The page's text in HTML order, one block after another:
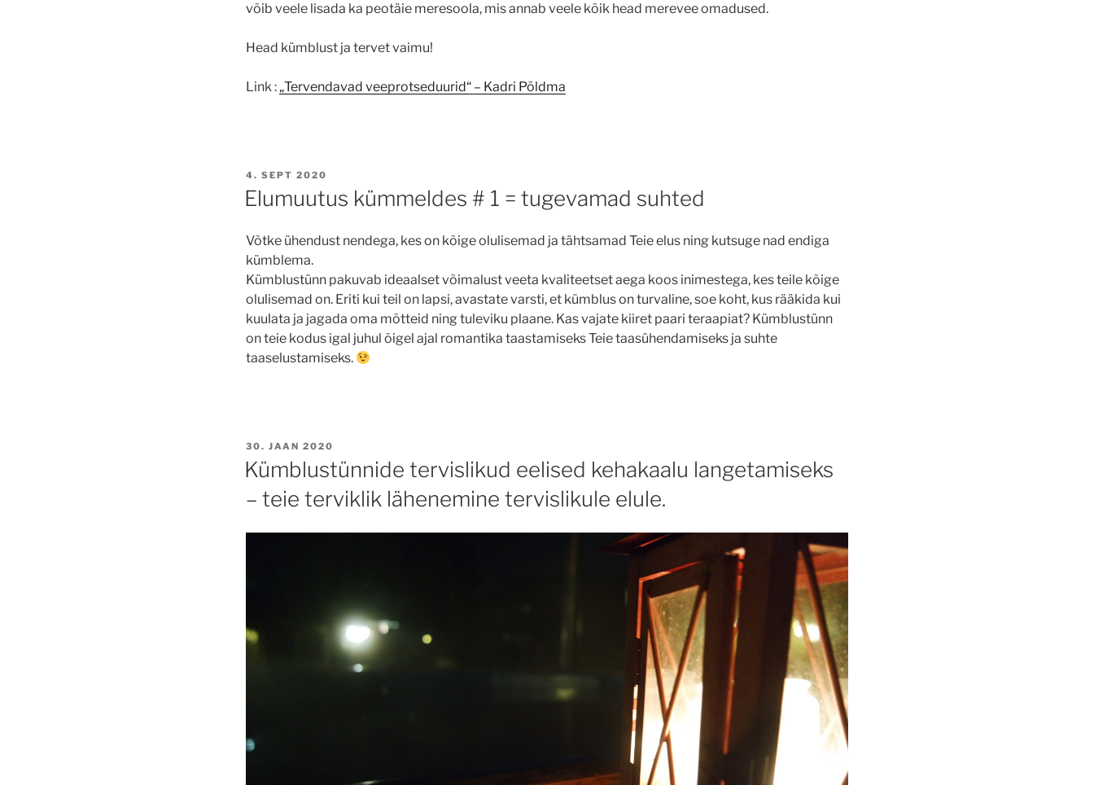
võib veele lisada ka peotäie meresoola, mis annab veele kõik head merevee omadused.
Head kümblust ja tervet vaimu!
Link : „Tervendavad veeprotseduurid“ – Kadri Põldma
POSTED
ON
4. SEPT 2020
Elumuutus kümmeldes # 1 = tugevamad suhted
Võtke ühendust nendega, kes on kõige olulisemad ja tähtsamad Teie elus ning kutsuge nad endiga
kümblema.
Kümblustünn pakuvab ideaalset võimalust veeta kvaliteetset aega koos inimestega, kes teile kõige
olulisemad on. Eriti kui teil on lapsi, avastate varsti, et kümblus on turvaline, soe koht, kus rääkida kui
kuulata ja jagada oma mõtteid ning tuleviku plaane. Kas vajate kiiret paari teraapiat? Kümblustünn
on teie kodus igal juhul õigel ajal romantika taastamiseks Teie taasühendamiseks ja suhte
taaselustamiseks.
POSTED
ON
30. JAAN 2020
Kümblustünnide tervislikud eelised kehakaalu langetamiseks
– teie terviklik lähenemine tervislikule elule.